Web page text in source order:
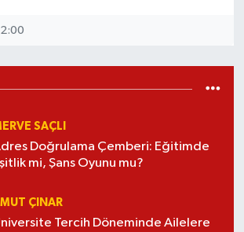
SAÇLI
Doğrulama Çemberi: Eğitimde
mi, Şans Oyunu mu?
ÇINAR
Tercih Döneminde Ailelere